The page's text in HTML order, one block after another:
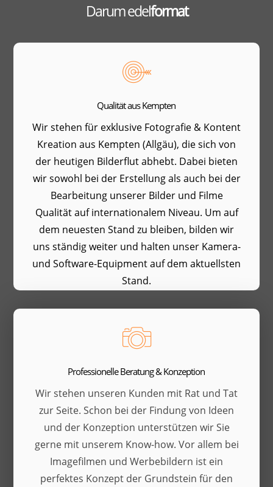
Darum edelformat
Qualität aus Kempten
Wir stehen für exklusive Fotografie & Kontent
Kreation aus Kempten (Allgäu), die sich von
der heutigen Bilderflut abhebt. Dabei bieten
wir sowohl bei der Erstellung als auch bei der
Bearbeitung unserer Bilder und Filme
Qualität auf internationalem Niveau. Um auf
dem neuesten Stand zu bleiben, bilden wir
uns ständig weiter und halten unser Kamera-
und Software-Equipment auf dem aktuellsten
Stand.
Professionelle Beratung & Konzeption
Wir stehen unseren Kunden mit Rat und Tat
zur Seite. Schon bei der Findung von Ideen
und der Konzeption unterstützen wir Sie
gerne mit unserem Know-how. Vor allem bei
Imagefilmen und Werbebildern ist ein
perfektes Konzept der Grundstein für den